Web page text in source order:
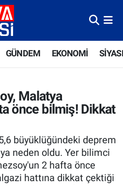
GÜNDEM EKONOMİ
Malatya
önce bilmiş! Dikkat
büyüklüğündeki deprem
neden oldu. Yer bilimci
2 hafta önce
hattına dikkat çektiği
Eczaneler
Haritası
ve Fikstür